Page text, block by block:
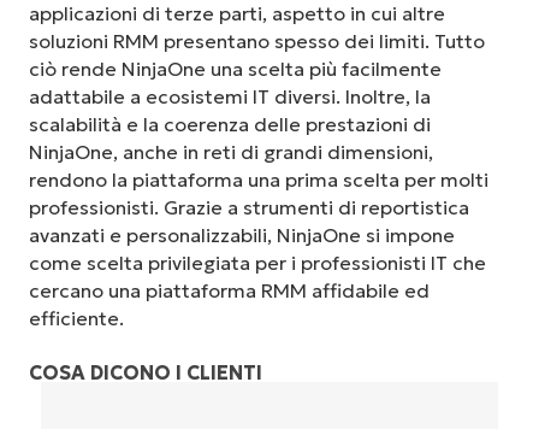
applicazioni di terze parti, aspetto in cui altre
soluzioni RMM presentano spesso dei limiti. Tutto
ciò rende NinjaOne una scelta più facilmente
adattabile a ecosistemi IT diversi. Inoltre, la
scalabilità e la coerenza delle prestazioni di
NinjaOne, anche in reti di grandi dimensioni,
rendono la piattaforma una prima scelta per molti
professionisti. Grazie a strumenti di reportistica
avanzati e personalizzabili, NinjaOne si impone
come scelta privilegiata per i professionisti IT che
cercano una piattaforma RMM affidabile ed
efficiente.
COSA DICONO I CLIENTI